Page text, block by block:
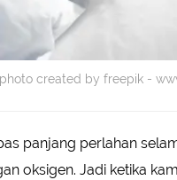
created by freepik -
panjang perlahan
oksigen. Jadi ketika